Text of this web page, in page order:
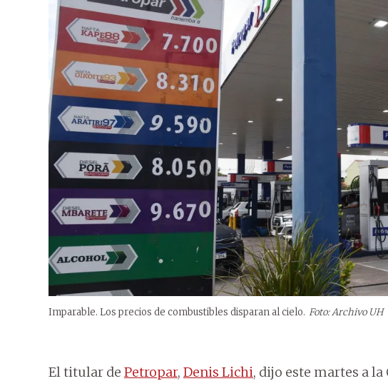
Imparable. Los precios de combustibles disparan al cielo. Foto: Archivo UH
El titular de Petropar, Denis Lichi, dijo este martes a